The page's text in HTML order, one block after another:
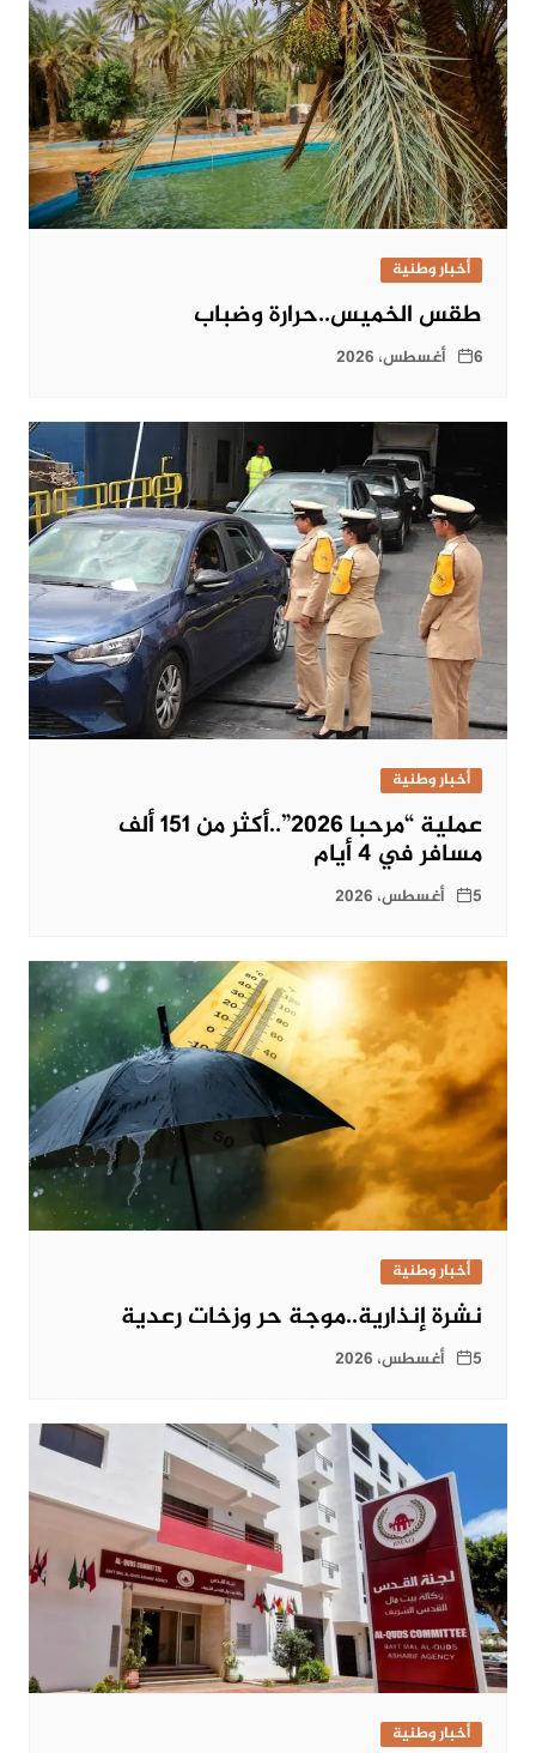
أخبار وطنية
طقس الخميس..حرارة وضباب
6 أغسطس، 2026
أخبار وطنية
عملية “مرحبا 2026”..أكثر من 151 ألف
مسافر في 4 أيام
5 أغسطس، 2026
أخبار وطنية
نشرة إنذارية..موجة حر وزخات رعدية
5 أغسطس، 2026
أخبار وطنية